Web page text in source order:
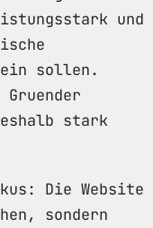
und
sollen.
stark
Die Website
sondern